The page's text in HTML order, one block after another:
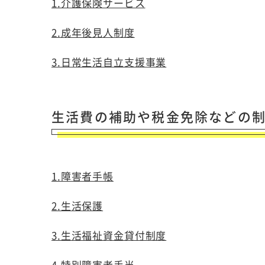
2.成年後見人制度
3.日常生活自立支援事業
生活費の補助や税金免除などの
1.障害者手帳
2.生活保護
3.生活福祉資金貸付制度